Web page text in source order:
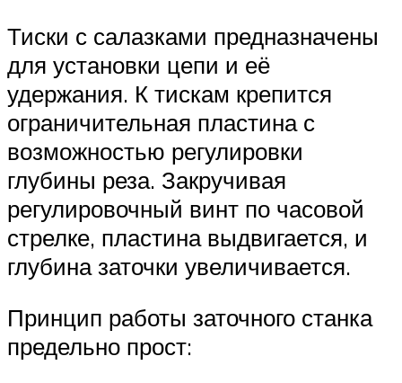
Тиски с салазками предназначены
для установки цепи и её
удержания. К тискам крепится
ограничительная пластина с
возможностью регулировки
глубины реза. Закручивая
регулировочный винт по часовой
стрелке, пластина выдвигается, и
глубина заточки увеличивается.
Принцип работы заточного станка
предельно прост: